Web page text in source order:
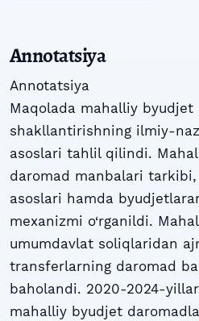
Annotatsiya
Annоtatsiya
Maqolada mahalliy
shakllantirishning ilmiy-
asoslari tahlil qilindi.
daromad manbalari
asoslari hamda
mexanizmi o‘rganildi.
umumdavlat soliqlaridan
transferlarning daromad
baholandi. 2020-2024-
mahalliy byudjet